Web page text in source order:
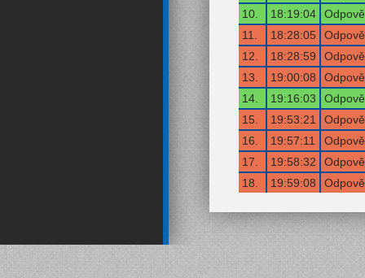
10.
18:19:04
11.
18:28:05
12.
18:28:59
13.
19:00:08
14.
19:16:03
15.
19:53:21
16.
19:57:11
17.
19:58:32
18.
19:59:08